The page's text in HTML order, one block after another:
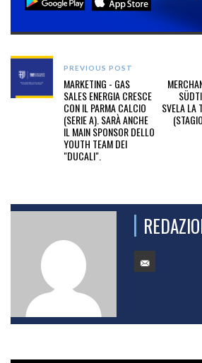
PREVIOUS POST
MARKETING - GAS
SALES ENERGIA CRESCE
CON IL PARMA CALCIO
(SERIE A). SARÀ ANCHE
IL MAIN SPONSOR DELLO
YOUTH TEAM DEI
"DUCALI".
SVELA LA